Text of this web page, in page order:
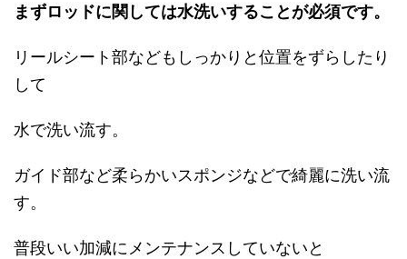
まずロッドに関しては水洗いすることが必須です。
リールシート部などもしっかりと位置をずらしたり
して
水で洗い流す。
ガイド部など柔らかいスポンジなどで綺麗に洗い流
す。
普段いい加減にメンテナンスしていないと